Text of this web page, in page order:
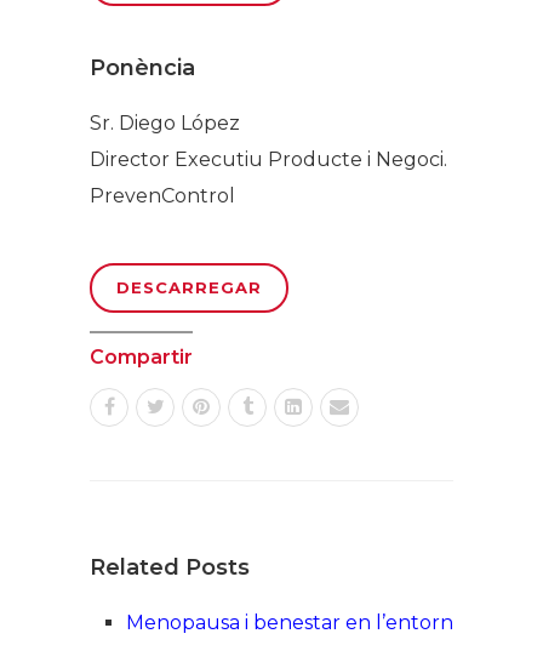
Ponència
Sr. Diego López
Director Executiu Producte i Negoci.
PrevenControl
DESCARREGAR
Compartir
Related Posts
Menopausa i benestar en l’entorn